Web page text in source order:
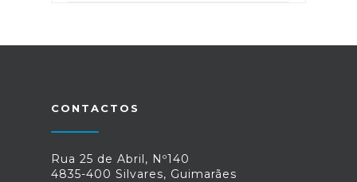
CONTACTOS
Rua 25 de Abril, Nº140
4835-400 Silvares, Guimarães